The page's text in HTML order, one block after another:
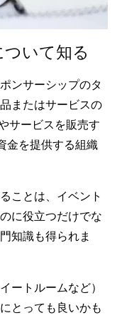
いて知る
ンサーシップのタ
またはサービスの
サービスを販売す
金を提供する組織
ことは、イベント
に役立つだけでな
知識も得られま
ートルームなど）
とっても良いかも